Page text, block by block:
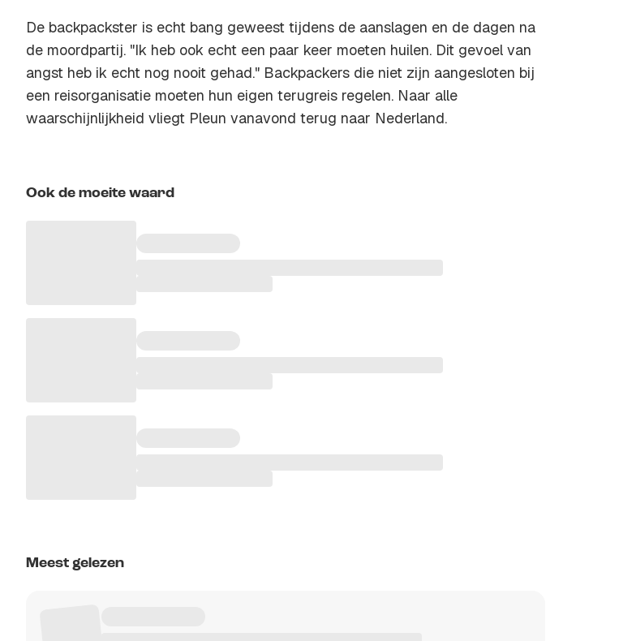
De backpackster is echt bang geweest tijdens de aanslagen en de dagen na
de moordpartij. "Ik heb ook echt een paar keer moeten huilen. Dit gevoel van
angst heb ik echt nog nooit gehad." Backpackers die niet zijn aangesloten bij
een reisorganisatie moeten hun eigen terugreis regelen. Naar alle
waarschijnlijkheid vliegt Pleun vanavond terug naar Nederland.
Ook de moeite waard
Meest gelezen